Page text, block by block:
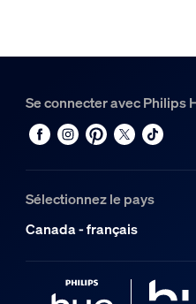
Se connecter avec Philips
Sélectionnez le pays
Canada - français